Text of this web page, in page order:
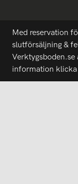
Med reservation
slutförsäljning &
information klicka